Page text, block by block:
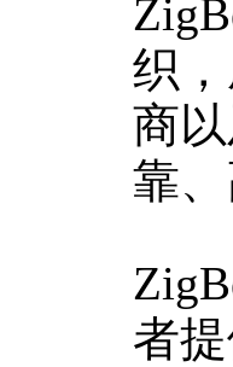
织
商
靠
者